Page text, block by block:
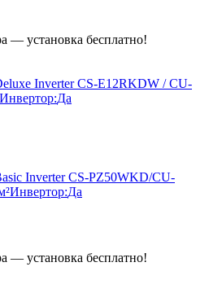
— установка бесплатно!
Inverter CS-E12RKDW / CU-
Инвертор:Да
Inverter CS-PZ50WKD/CU-
Инвертор:Да
— установка бесплатно!